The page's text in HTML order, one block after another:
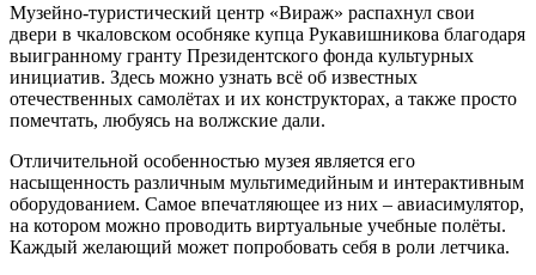
Музейно-туристический центр «Вираж» распахнул свои
двери в чкаловском особняке купца Рукавишникова благодаря
выигранному гранту Президентского фонда культурных
инициатив. Здесь можно узнать всё об известных
отечественных самолётах и их конструкторах, а также просто
помечтать, любуясь на волжские дали.
Отличительной особенностью музея является его
насыщенность различным мультимедийным и интерактивным
оборудованием. Самое впечатляющее из них – авиасимулятор,
на котором можно проводить виртуальные учебные полёты.
Каждый желающий может попробовать себя в роли летчика.